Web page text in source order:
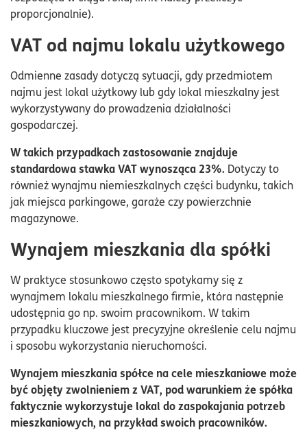
proporcjonalnie).
VAT od najmu lokalu użytkowego
Odmienne zasady dotyczą sytuacji, gdy przedmiotem
najmu jest lokal użytkowy lub gdy lokal mieszkalny jest
wykorzystywany do prowadzenia działalności
gospodarczej.
W takich przypadkach zastosowanie znajduje
standardowa stawka VAT wynosząca 23%. Dotyczy to
również wynajmu niemieszkalnych części budynku, takich
jak miejsca parkingowe, garaże czy powierzchnie
magazynowe.
Wynajem mieszkania dla spółki
W praktyce stosunkowo często spotykamy się z
wynajmem lokalu mieszkalnego firmie, która następnie
udostępnia go np. swoim pracownikom. W takim
przypadku kluczowe jest precyzyjne określenie celu najmu
i sposobu wykorzystania nieruchomości.
Wynajem mieszkania spółce na cele mieszkaniowe może
być objęty zwolnieniem z VAT, pod warunkiem że spółka
faktycznie wykorzystuje lokal do zaspokajania potrzeb
mieszkaniowych, na przykład swoich pracowników.